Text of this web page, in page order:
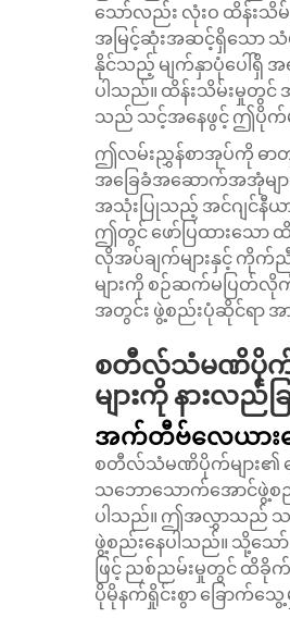
သော်လည်း လုံးဝ ထိန်းသိမ်
အမြင့်ဆုံးအဆင့်ရှိသော သံ
နိုင်သည့် မျက်နှာပုံပေါ်ရှိ
ပါသည်။ ထိန်းသိမ်းမှုတွင်
သည် သင့်အနေဖွင့် ဤပိုက်မျ
ဤလမ်းညွှန်စာအုပ်ကို ဓာတု
အခြေခံအဆောက်အအုံမျာ
အသုံးပြုသည့် အင်ဂျင်နီယာ
ဤတွင် ဖော်ပြထားသော
လိုအပ်ချက်များနှင့် ကိုက်
များကို စဉ်ဆက်မပြတ်လို
အတွင်း ဖွဲ့စည်းပုံဆိုင်ရာ အ
စတီလ်သံမဏိပိုက်မ
များကို နားလည်ခ
အက်တီဗ်လေယားလေ
စတီလ်သံမဏိပိုက်များ၏
သဘောသောက်အောင်ဖွဲ့စ
ပါသည်။ ဤအလွှာသည် သန့်
ဖွဲ့စည်းနေပါသည်။ သို့သော်
ဖြင့် ညစ်ညမ်းမှုတွင် ထိ
ပိုမိုနက်ရှိုင်းစွာ ခြောက်သွ